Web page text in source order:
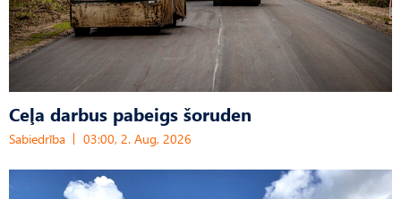
Ceļa darbus pabeigs šoruden
Sabiedrība 03:00, 2. Aug, 2026